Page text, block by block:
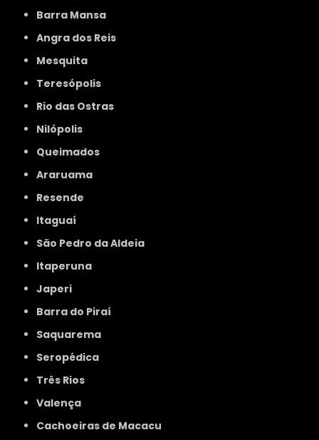
Barra Mansa
Angra dos Reis
Mesquita
Teresópolis
Rio das Ostras
Nilópolis
Queimados
Araruama
Resende
Itaguaí
São Pedro da Aldeia
Itaperuna
Japeri
Barra do Piraí
Saquarema
Seropédica
Três Rios
Valença
Cachoeiras de Macacu